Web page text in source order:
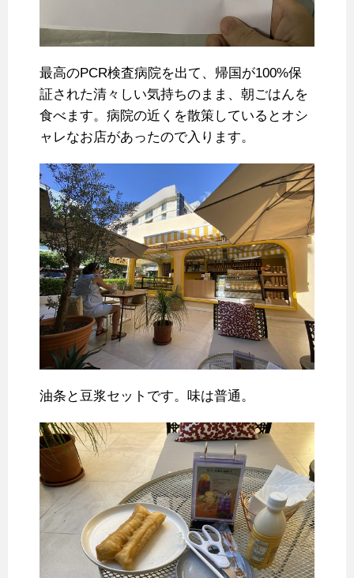
最高のPCR検査病院を出て、帰国が100%保
証された清々しい気持ちのまま、朝ごはんを
食べます。病院の近くを散策しているとオシ
ャレなお店があったので入ります。
油条と豆浆セットです。味は普通。